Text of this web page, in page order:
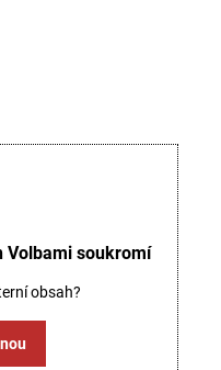
Volbami soukromí
obsah?